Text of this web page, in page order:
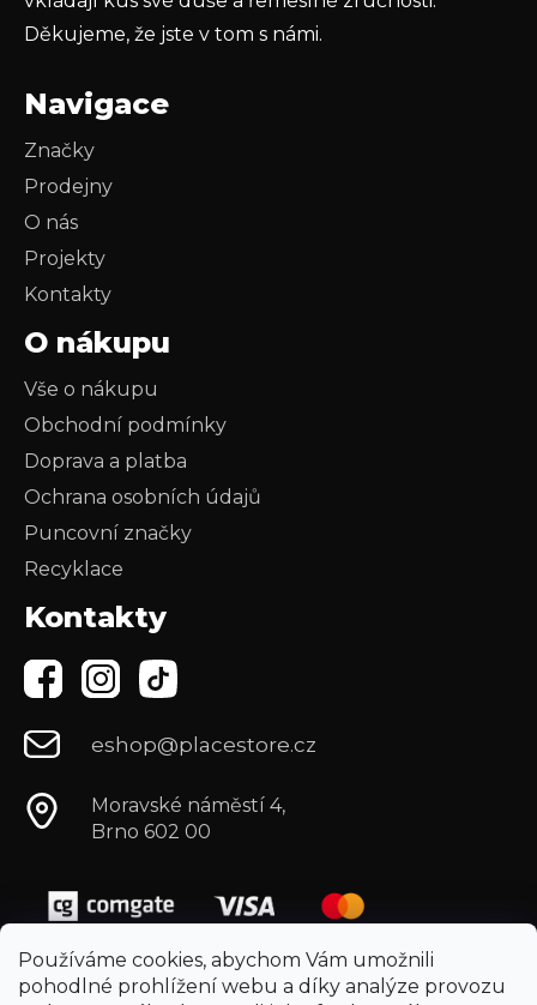
Používáme cookies, abychom Vám umožnili
pohodlné prohlížení webu a díky analýze provozu
Děkujeme, že jste v tom s námi.
Navigace
Značky
Prodejny
O nás
Projekty
Kontakty
O nákupu
Vše o nákupu
Obchodní podmínky
Doprava a platba
Ochrana osobních údajů
Puncovní značky
Recyklace
Kontakty
eshop@placestore.cz
Moravské náměstí 4,
Brno 602 00